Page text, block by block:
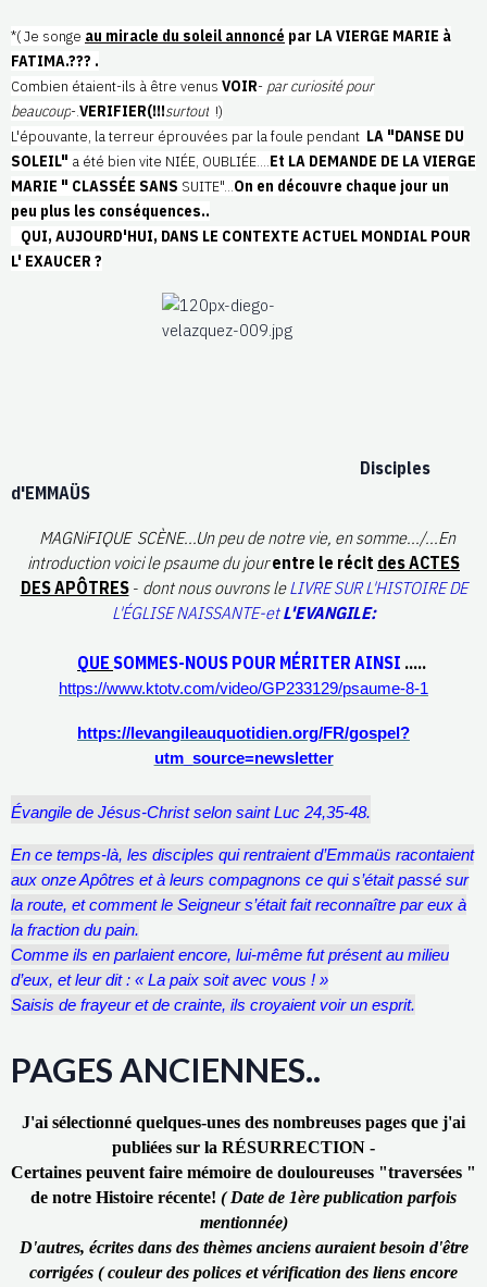
*( Je songe au miracle du soleil annoncé par LA VIERGE MARIE à
FATIMA.??? .
Combien étaient-ils à être venus VOIR- par curiosité pour
beaucoup-.VERIFIER(!!!surtout !)
L'épouvante, la terreur éprouvées par la foule pendant LA "DANSE DU
SOLEIL" a été bien vite NIÉE, OUBLIÉE....Et LA DEMANDE DE LA VIERGE
MARIE " CLASSÉE SANS SUITE"...On en découvre chaque jour un
peu plus les conséquences..
QUI, AUJOURD'HUI, DANS LE CONTEXTE ACTUEL MONDIAL POUR
L' EXAUCER ?
Disciples
d'EMMAÜS
MAGNiFIQUE SCÈNE...Un peu de notre vie, en somme.../...En
introduction voici le psaume du jourentre le récit des ACTES
DES APÔTRES- dont nous ouvrons leLIVRE SUR L'HISTOIRE DE
L'ÉGLISE NAISSANTE-etL'EVANGILE:
QUE SOMMES-NOUS POUR MÉRITER AINSI .....
https://www.ktotv.com/video/GP233129/psaume-8-1
https://levangileauquotidien.org/FR/gospel?
utm_source=newsletter
Évangile de Jésus-Christ selon saint Luc 24,35-48.
En ce temps-là, les disciples qui rentraient d’Emmaüs racontaient
aux onze Apôtres et à leurs compagnons ce qui s’était passé sur
la route, et comment le Seigneur s’était fait reconnaître par eux à
la fraction du pain.
Comme ils en parlaient encore, lui-même fut présent au milieu
d’eux, et leur dit : « La paix soit avec vous ! »
Saisis de frayeur et de crainte, ils croyaient voir un esprit.
PAGES ANCIENNES..
J'ai sélectionné quelques-unes des nombreuses pages que j'ai
publiées sur la RÉSURRECTION -
Certaines peuvent faire mémoire de douloureuses "traversées "
de notre Histoire récente! ( Date de 1ère publication parfois
mentionnée)
D'autres, écrites dans des thèmes anciens auraient besoin d'être
corrigées ( couleur des polices et vérification des liens encore